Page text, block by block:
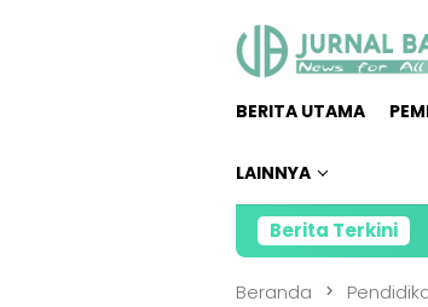
BERITA UTAMA
LAINNYA
Berita Terkini
Beranda